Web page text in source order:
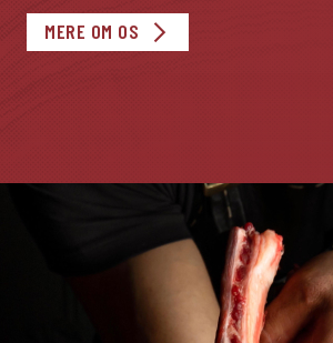
MERE OM OS